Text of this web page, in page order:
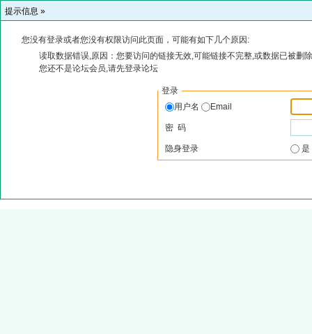
提示信息 »
您没有登录或者您没有权限访问此页面，可能有如下几个原因:
读取数据错误,原因：您要访问的链接无效,可能链接不完整,或数据已被删
您还不是论坛会员,请先登录论坛
登录
用户名
Email
密 码
隐身登录